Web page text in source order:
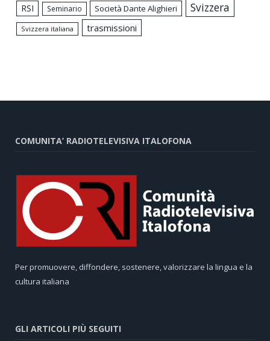
RSI
Seminario Società Dante Alighieri Svizzera
Svizzera italiana trasmissioni
COMUNITA’ RADIOTELEVISIVA ITALOFONA
Per promuovere, diffondere, sostenere, valorizzare la lingua e la
cultura italiana
GLI ARTICOLI PIÙ SEGUITI